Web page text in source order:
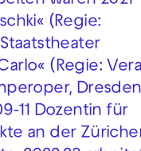
(Regie:
(Regie: Vera
11 Dozentin für
an der